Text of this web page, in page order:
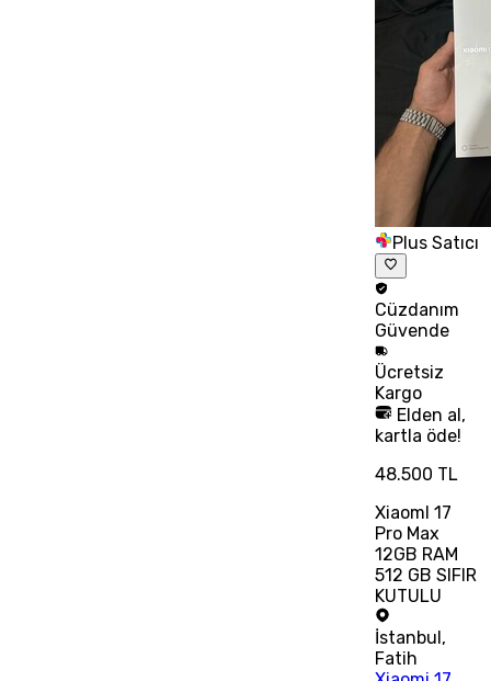
Plus Satıcı
Cüzdanım
Güvende
Ücretsiz
Kargo
Elden al,
kartla öde!
48.500 TL
XiaomI 17
Pro Max
12GB RAM
512 GB SIFIR
KUTULU
İstanbul,
Fatih